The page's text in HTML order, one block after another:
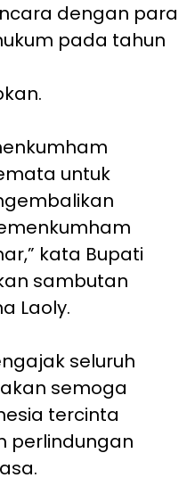
dengan para
pada tahun
untuk
kata Bupati
sambutan
Laoly.
seluruh
semoga
tercinta
perlindungan